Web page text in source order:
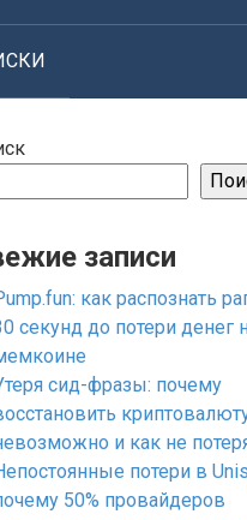
записи
как распознать
секунд до потери денег
сид-фразы: почему
и как не
потери в
50% провайдеров